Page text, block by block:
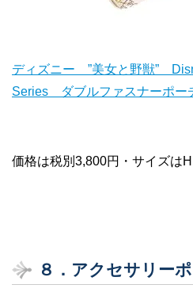
ディズニー ”美女と野獣”
Series ダブルファスナーポ
価格は税別3,800円・サイズは
８． アクセサリー